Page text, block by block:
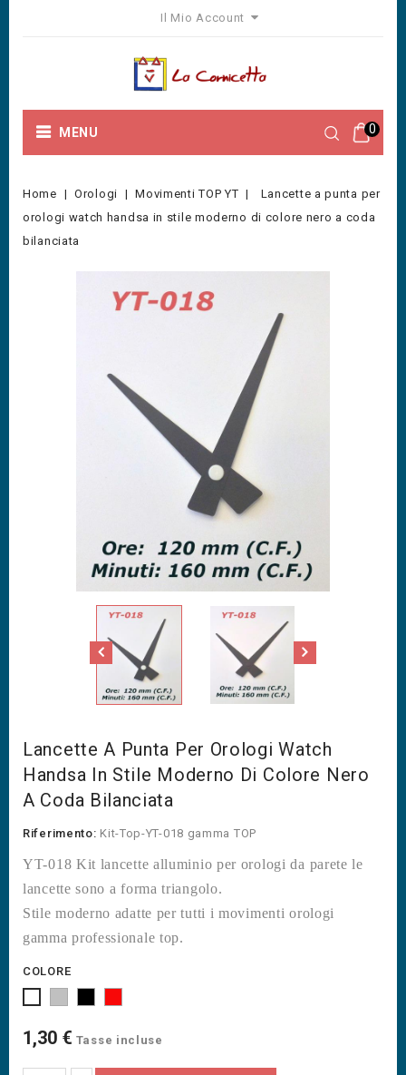
Il Mio Account
0
MENU
Home Orologi Movimenti TOP YT
Lancette a punta per
orologi watch handsa in stile moderno di colore nero a coda
bilanciata
Lancette A Punta Per Orologi Watch
Handsa In Stile Moderno Di Colore Nero
A Coda Bilanciata
Riferimento: Kit-Top-YT-018 gamma TOP
YT-018 Kit lancette alluminio per orologi da parete le
lancette sono a forma triangolo.
Stile moderno adatte per tutti i movimenti orologi
gamma professionale top.
COLORE
1,30 € Tasse incluse